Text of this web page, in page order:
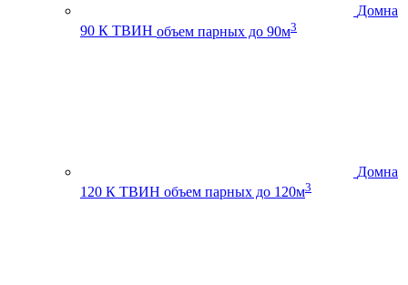
Домна
90 К ТВИН объем парных до 90м3
Домна
120 К ТВИН объем парных до 120м3